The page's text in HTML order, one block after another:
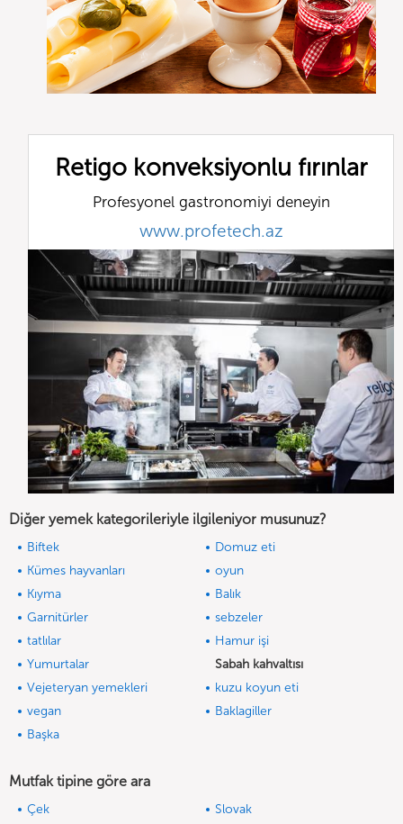
Retigo konveksiyonlu fırınlar
Profesyonel gastronomiyi deneyin
www.profetech.az
Diğer yemek kategorileriyle ilgileniyor musunuz?
Biftek
Domuz eti
Kümes hayvanları
oyun
Kıyma
Balık
Garnitürler
sebzeler
tatlılar
Hamur işi
Yumurtalar
Sabah kahvaltısı
Vejeteryan yemekleri
kuzu koyun eti
vegan
Baklagiller
Başka
Mutfak tipine göre ara
Çek
Slovak